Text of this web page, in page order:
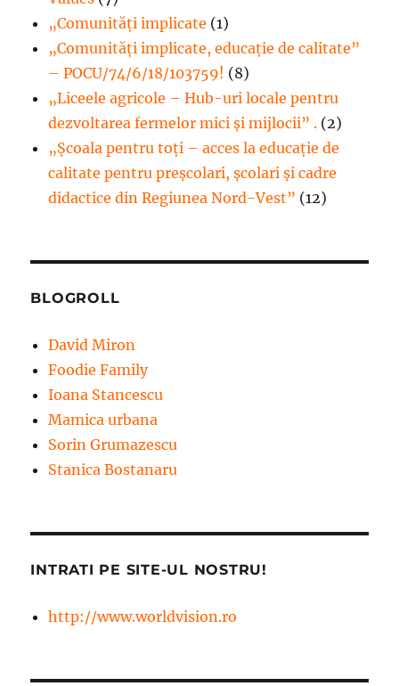
„Comunități implicate (1)
„Comunități implicate, educație de calitate”
– POCU/74/6/18/103759! (8)
„Liceele agricole – Hub-uri locale pentru
dezvoltarea fermelor mici şi mijlocii” . (2)
„Școala pentru toți – acces la educație de
calitate pentru preșcolari, școlari și cadre
didactice din Regiunea Nord-Vest” (12)
BLOGROLL
David Miron
Foodie Family
Ioana Stancescu
Mamica urbana
Sorin Grumazescu
Stanica Bostanaru
INTRATI PE SITE-UL NOSTRU!
http://www.worldvision.ro